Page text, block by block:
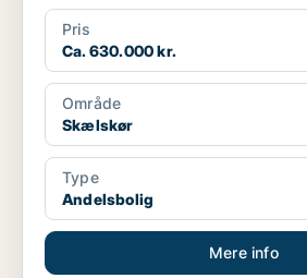
Pris
Ca. 630.000 kr.
Område
Skælskør
Type
Andelsbolig
Mere info